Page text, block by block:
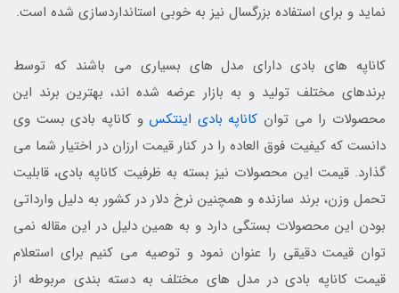
نماید و برای استفاده بزرگسال نیز به خوبی استانداردسازی شده است.
کاناپه های بادی دارای مدل های بسیاری می باشند که توسط
برندهای مختلف تولید و به بازار عرضه شده اند، بهترین برند این
محصولات را می توان کاناپه بادی اینتکس و کاناپه بادی بست وی
دانست که کیفیت فوق العاده را در کنار قیمت ارزان در اختیار شما می
گذارد. قیمت این محصولات نیز بسته به ظرفیت کاناپه بادی، قابلیت
تحمل وزن، برند سازنده و همچنین نرخ دلار در کشور به دلیل وارداتی
بودن این محصولات بستگی دارد و به همین دلیل در این مقاله نمی
توان قیمت دقیقی را عنوان نمود و توصیه می کنیم برای استعلام
قیمت کاناپه بادی در مدل های مختلف به دسته بندی مربوطه از